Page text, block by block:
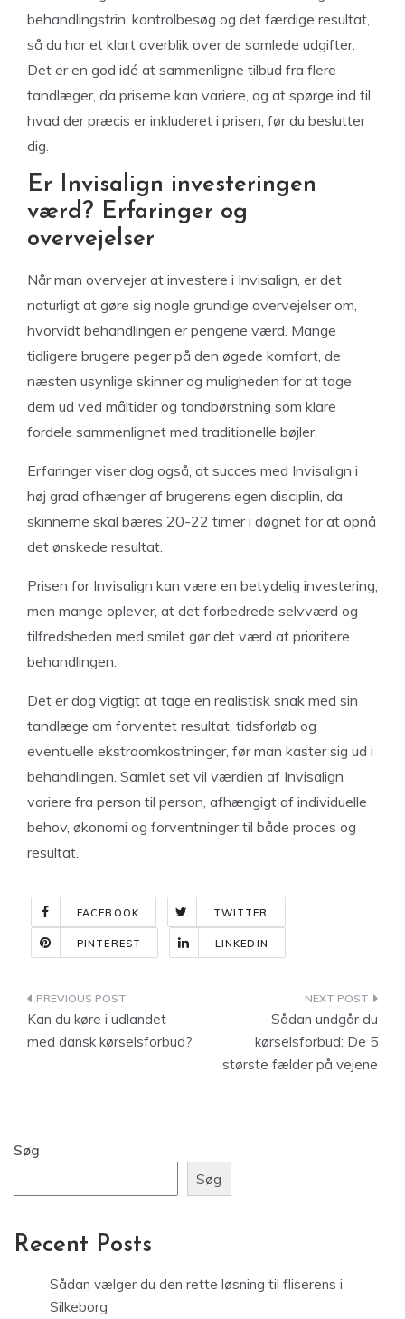
behandlingstrin, kontrolbesøg og det færdige resultat,
så du har et klart overblik over de samlede udgifter.
Det er en god idé at sammenligne tilbud fra flere
tandlæger, da priserne kan variere, og at spørge ind til,
hvad der præcis er inkluderet i prisen, før du beslutter
dig.
Er Invisalign investeringen
værd? Erfaringer og
overvejelser
Når man overvejer at investere i Invisalign, er det
naturligt at gøre sig nogle grundige overvejelser om,
hvorvidt behandlingen er pengene værd. Mange
tidligere brugere peger på den øgede komfort, de
næsten usynlige skinner og muligheden for at tage
dem ud ved måltider og tandbørstning som klare
fordele sammenlignet med traditionelle bøjler.
Erfaringer viser dog også, at succes med Invisalign i
høj grad afhænger af brugerens egen disciplin, da
skinnerne skal bæres 20-22 timer i døgnet for at opnå
det ønskede resultat.
Prisen for Invisalign kan være en betydelig investering,
men mange oplever, at det forbedrede selvværd og
tilfredsheden med smilet gør det værd at prioritere
behandlingen.
Det er dog vigtigt at tage en realistisk snak med sin
tandlæge om forventet resultat, tidsforløb og
eventuelle ekstraomkostninger, før man kaster sig ud i
behandlingen. Samlet set vil værdien af Invisalign
variere fra person til person, afhængigt af individuelle
behov, økonomi og forventninger til både proces og
resultat.
FACEBOOK TWITTER
PINTEREST LINKEDIN
Indlægsnavigation
Kan du køre i udlandet
med dansk kørselsforbud?
Sådan undgår du
kørselsforbud: De 5
største fælder på vejene
Søg
Søg
Recent Posts
Sådan vælger du den rette løsning til fliserens i
Silkeborg